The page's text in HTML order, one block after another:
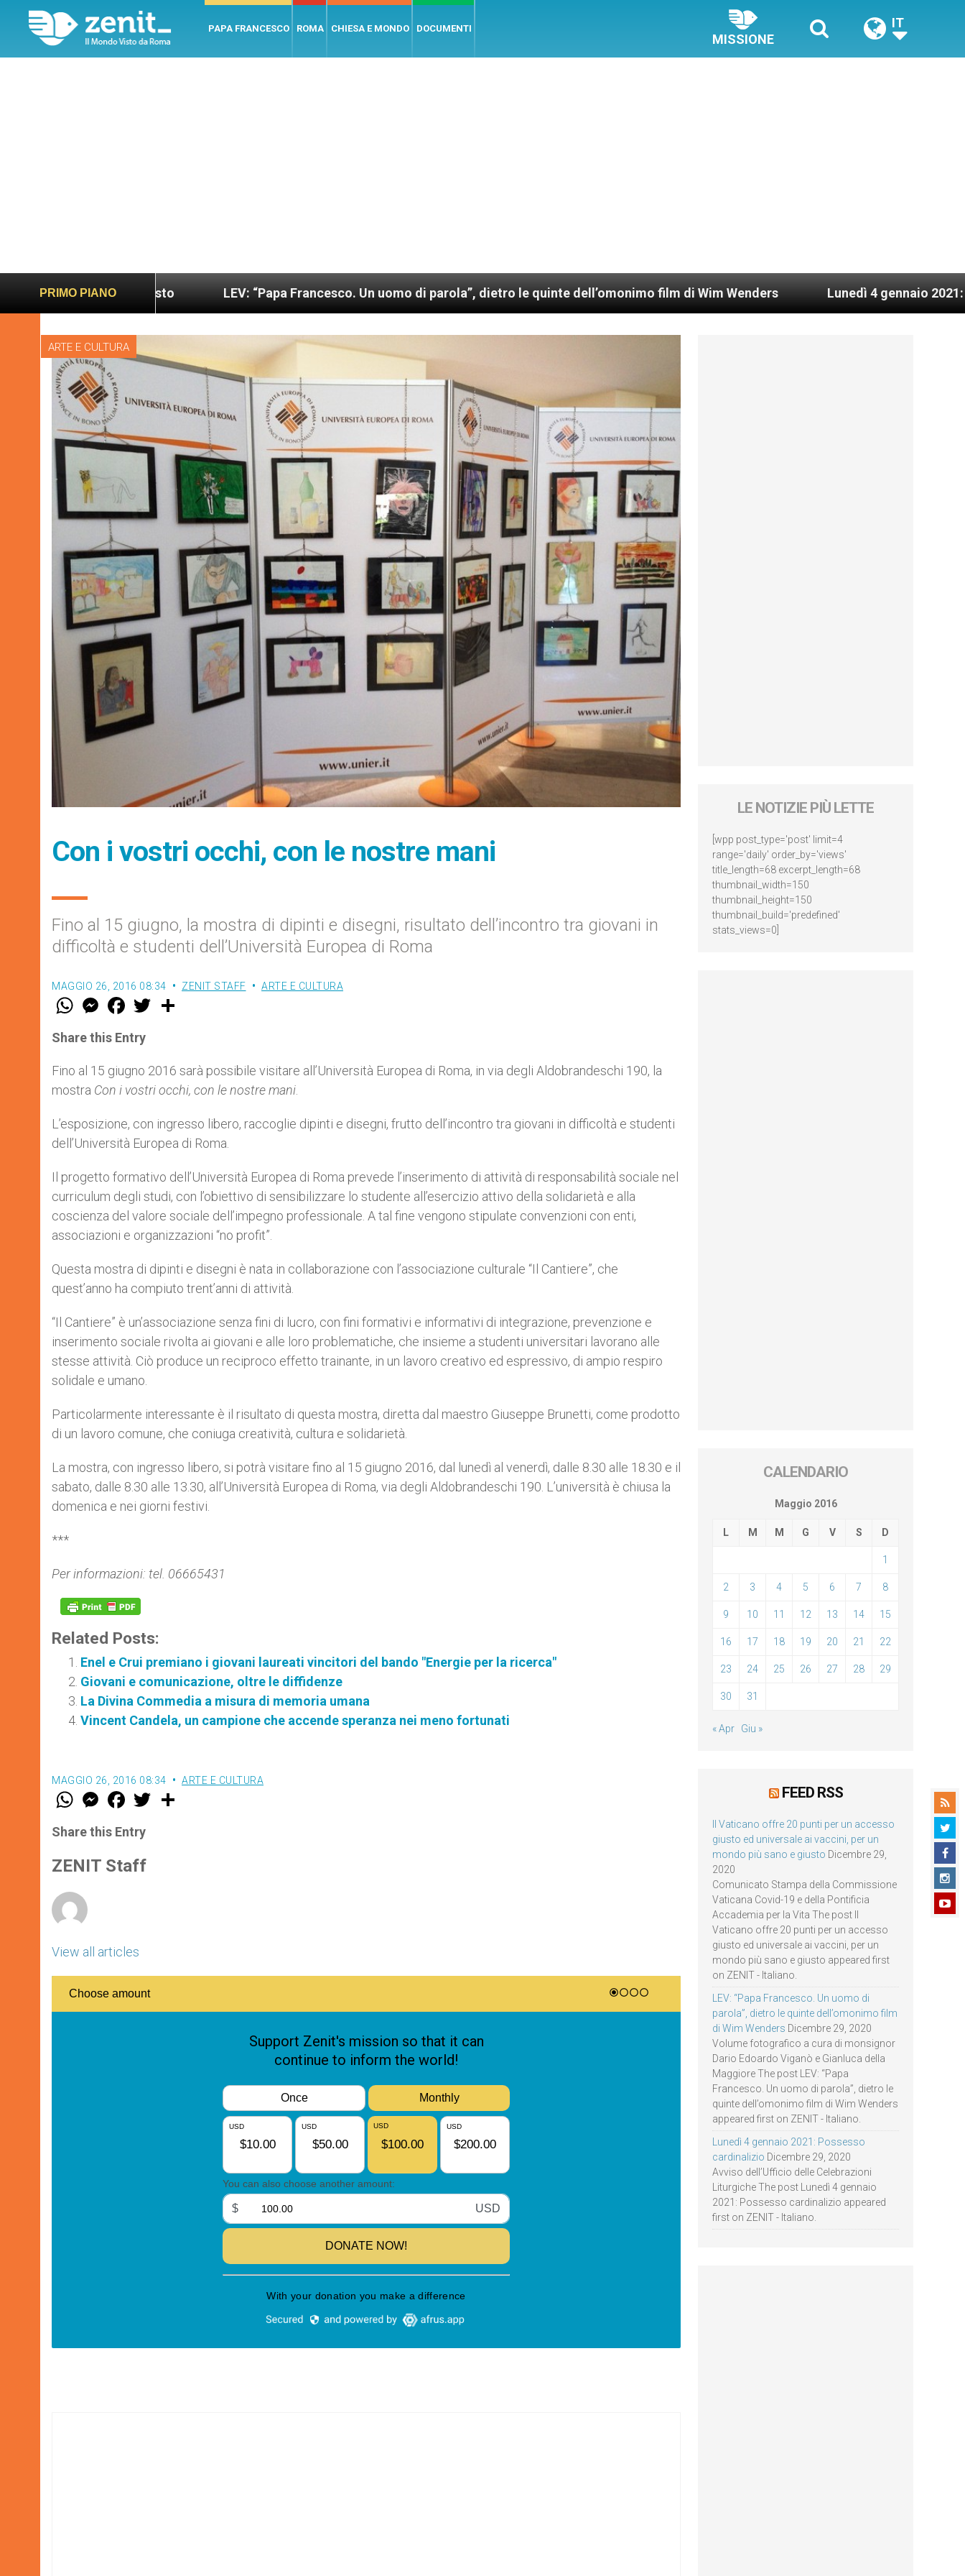
PAPA FRANCESCO ROMA CHIESA E MONDO DOCUMENTI
MISSIONE
IT
PRIMO PIANO
e giusto LEV: “Papa Francesco. Un uomo di parola”, dietro le quinte dell’omonimo film di Wim Wenders Lunedì 4 gennaio 2021: Possesso
ARTE E CULTURA
Con i vostri occhi, con le nostre mani
Fino al 15 giugno, la mostra di dipinti e disegni, risultato dell’incontro tra giovani in
difficoltà e studenti dell’Università Europea di Roma
MAGGIO 26, 2016 08:34 ZENIT STAFF ARTE E CULTURA
W
t
s
p
p
M
e
s
e
g
e
r
F
a
e
b
o
k
w
r
Share this Entry
Fino al 15 giugno 2016 sarà possibile visitare all’Università Europea di Roma, in via degli Aldobrandeschi 190, la
mostra Con i vostri occhi, con le nostre mani
L’esposizione, con ingresso libero, raccoglie dipinti e disegni, frutto dell’incontro tra giovani in difficoltà e studenti
dell’Università Europea di Roma.
Il progetto formativo dell’Università Europea di Roma prevede l’inserimento di attività di responsabilità sociale nel
curriculum degli studi, con l’obiettivo di sensibilizzare lo studente all’esercizio attivo della solidarietà e alla
coscienza del valore sociale dell’impegno professionale. A tal fine vengono stipulate convenzioni con enti,
associazioni e organizzazioni “no profit”.
Questa mostra di dipinti e disegni è nata in collaborazione con l’associazione culturale “Il Cantiere”, che
quest’anno ha compiuto trent’anni di attività.
“Il Cantiere” è un’associazione senza fini di lucro, con fini formativi e informativi di integrazione, prevenzione e
inserimento sociale rivolta ai giovani e alle loro problematiche, che insieme a studenti universitari lavorano alle
stesse attività. Ciò produce un reciproco effetto trainante, in un lavoro creativo ed espressivo, di ampio respiro
solidale e umano.
Particolarmente interessante è il risultato di questa mostra, diretta dal maestro Giuseppe Brunetti, come prodotto
di un lavoro comune, che coniuga creatività, cultura e solidarietà.
La mostra, con ingresso libero, si potrà visitare fino al 15 giugno 2016, dal lunedì al venerdì, dalle 8.30 alle 18.30 e il
sabato, dalle 8.30 alle 13.30, all’Università Europea di Roma, via degli Aldobrandeschi 190. L’università è chiusa la
domenica e nei giorni festivi.
***
Per informazioni: tel. 06665431
Related Posts:
Enel e Crui premiano i giovani laureati vincitori del bando "Energie per la ricerca"
Giovani e comunicazione, oltre le diffidenze
La Divina Commedia a misura di memoria umana
Vincent Candela, un campione che accende speranza nei meno fortunati
MAGGIO 26, 2016 08:34 ARTE E CULTURA
W
t
s
p
p
M
e
s
e
g
e
F
a
e
b
o
k
w
Share this Entry
ZENIT Staff
View all articles
LE NOTIZIE PIÙ LETTE
[wpp post_type='post' limit=4
range='daily' order_by='views'
title_length=68 excerpt_length=68
thumbnail_width=150
thumbnail_height=150
thumbnail_build='predefined'
stats_views=0]
CALENDARIO
Maggio 2016
L M M G V S D
1
2 3 4 5 6 7 8
9 10 11 12 13 14 15
16 17 18 19 20 21 22
23 24 25 26 27 28 29
30 31
« Apr Giu »
FEED RSS
Il Vaticano offre 20 punti per un accesso
giusto ed universale ai vaccini, per un
mondo più sano e giusto Dicembre 29,
2020
Comunicato Stampa della Commissione
Vaticana Covid-19 e della Pontificia
Accademia per la Vita The post Il
Vaticano offre 20 punti per un accesso
giusto ed universale ai vaccini, per un
mondo più sano e giusto appeared first
on ZENIT - Italiano.
LEV: “Papa Francesco. Un uomo di
parola”, dietro le quinte dell’omonimo film
di Wim Wenders Dicembre 29, 2020
Volume fotografico a cura di monsignor
Dario Edoardo Viganò e Gianluca della
Maggiore The post LEV: “Papa
Francesco. Un uomo di parola”, dietro le
quinte dell’omonimo film di Wim Wenders
appeared first on ZENIT - Italiano.
Lunedì 4 gennaio 2021: Possesso
cardinalizio Dicembre 29, 2020
Avviso dell’Ufficio delle Celebrazioni
Liturgiche The post Lunedì 4 gennaio
2021: Possesso cardinalizio appeared
first on ZENIT - Italiano.